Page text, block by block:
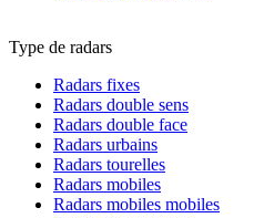
Type de radars
Radars fixes
Radars double sens
Radars double face
Radars urbains
Radars tourelles
Radars mobiles
Radars mobiles mobiles